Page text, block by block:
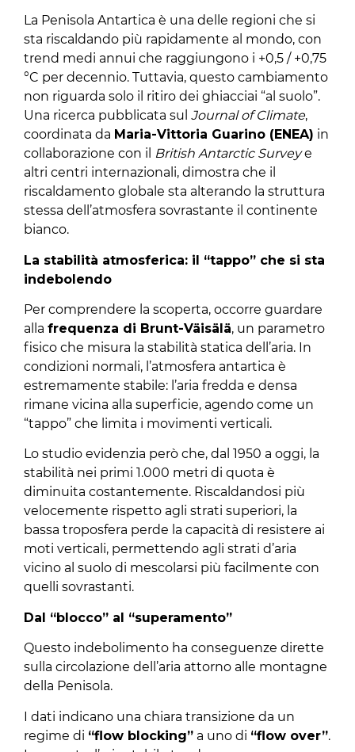
La Penisola Antartica è una delle regioni che si
sta riscaldando più rapidamente al mondo, con
trend medi annui che raggiungono i +0,5 / +0,75
°C per decennio. Tuttavia, questo cambiamento
non riguarda solo il ritiro dei ghiacciai “al suolo”.
Una ricerca pubblicata sul Journal of Climate,
coordinata da Maria-Vittoria Guarino (ENEA) in
collaborazione con il British Antarctic Surveye
altri centri internazionali, dimostra che il
riscaldamento globale sta alterando la struttura
stessa dell’atmosfera sovrastante il continente
bianco.
La stabilità atmosferica: il “tappo” che si sta
indebolendo
Per comprendere la scoperta, occorre guardare
alla frequenza di Brunt-Väisälä, un parametro
fisico che misura la stabilità statica dell’aria. In
condizioni normali, l’atmosfera antartica è
estremamente stabile: l’aria fredda e densa
rimane vicina alla superficie, agendo come un
“tappo” che limita i movimenti verticali.
Lo studio evidenzia però che, dal 1950 a oggi, la
stabilità nei primi 1.000 metri di quota è
diminuita costantemente. Riscaldandosi più
velocemente rispetto agli strati superiori, la
bassa troposfera perde la capacità di resistere ai
moti verticali, permettendo agli strati d’aria
vicino al suolo di mescolarsi più facilmente con
quelli sovrastanti.
Dal “blocco” al “superamento”
Questo indebolimento ha conseguenze dirette
sulla circolazione dell’aria attorno alle montagne
della Penisola.
I dati indicano una chiara transizione da un
regime di “flow blocking” a uno di “flow over”.